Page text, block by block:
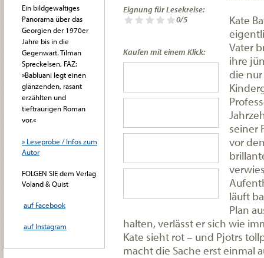
Eignung für Lesekreise:
0/5
Kaufen mit einem Klick:
Kate
Vater
ihre
die
seiner
vor
läuft
Plan
halten, verlässt er sich wie
Kate sieht rot – und Pjotrs
macht die Sache erst einmal
Ein bildgewaltiges
Panorama über das
Georgien der 1970er
Jahre bis in die
Gegenwart. Tilman
Spreckelsen, FAZ:
»Babluani legt einen
glänzenden, rasant
erzählten und
tieftraurigen Roman
vor.«
» Leseprobe / Infos zum
Autor
FOLGEN SIE dem Verlag
Voland & Quist
auf Facebook
auf Instagram